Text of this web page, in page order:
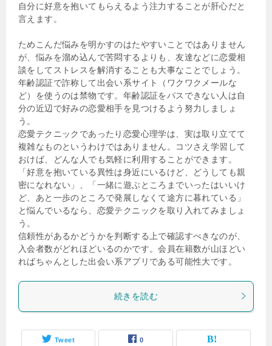
自分に好意を抱いてもらえるよう注力することが肝心だと
言えます。
ためこんだ悩みを明かすのはたやすいことではありません
が、悩みを溜め込んで苦悶するよりも、友達などに恋愛相
談をしてストレスを解消することも大事なことでしょう。
年齢認証で詐称して出会い系サイト（ワクワクメールな
ど）を使うのは禁物です。年齢認証をパスできない人は自
分の近辺で好みの恋愛相手を見つけるよう努力しましょ
う。
恋愛テクニックであったり恋愛心理学は、実は取り立てて
複雑なものというわけではありません。コツさえ学習して
おけば、どんな人でも気軽に利用することができます。
「好意を抱いている異性は身近にいるけど、どうしても親
密になれない」、「一緒に遊ぶところまでいったはいいけ
ど、あと一歩のところで発展しなくて途方に暮れている」
と悩んでいるなら、恋愛テクニックを取り入れてみましょ
う。
信頼性があるかどうかを判断する上で確認すべきなのが、
入会者数がどれほどいるのかです。会員在籍数が山ほどい
ればちゃんとした出会い系アプリである可能性大です。
続きを読む
Tweet 0